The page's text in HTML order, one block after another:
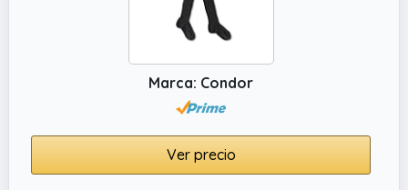
Marca: Condor
Ver precio